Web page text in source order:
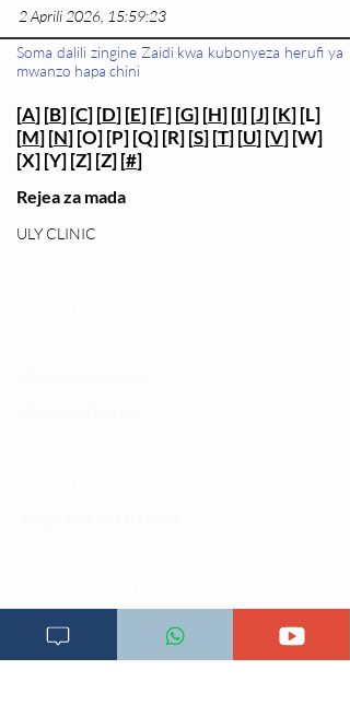
2 Aprili 2026, 15:59:23
Soma dalili zingine Zaidi kwa kubonyeza herufi ya
mwanzo hapa chini
[A] [B] [C] [D] [E] [F] [G] [H] [I] [J] [K] [L]
[M] [N] [O] [P] [Q] [R] [S] [T] [U] [V] [W]
[X] [Y] [Z] [Z] [#]
Rejea za mada
ULY CLINIC
Maoni ya mteja
Malalamiko ya mteja